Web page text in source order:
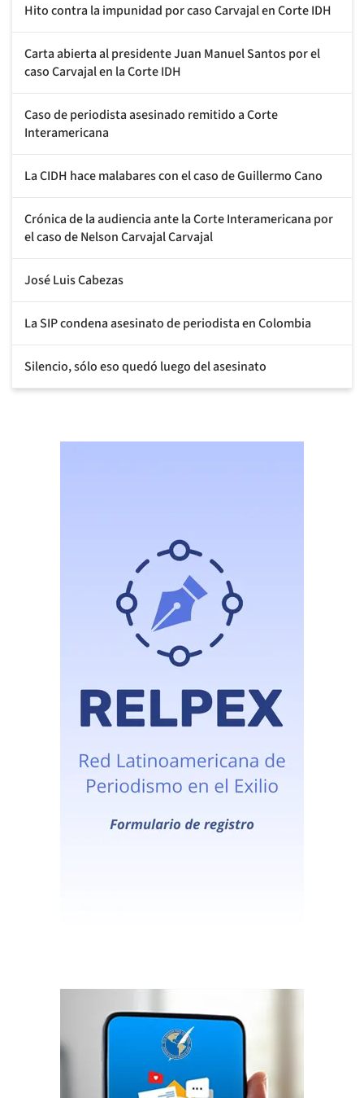
Hito contra la impunidad por caso Carvajal en Corte IDH
Carta abierta al presidente Juan Manuel Santos por el
caso Carvajal en la Corte IDH
Caso de periodista asesinado remitido a Corte
Interamericana
La CIDH hace malabares con el caso de Guillermo Cano
Crónica de la audiencia ante la Corte Interamericana por
el caso de Nelson Carvajal Carvajal
José Luis Cabezas
La SIP condena asesinato de periodista en Colombia
Silencio, sólo eso quedó luego del asesinato